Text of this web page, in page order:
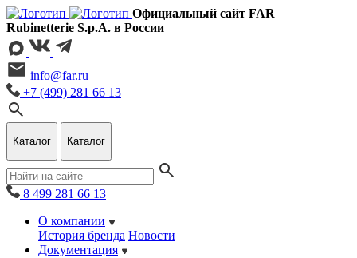
Официальный сайт FAR
Rubinetterie S.p.A. в России
info@far.ru
+7 (499) 281 66 13
Каталог Каталог
8 499 281 66 13
О компании
История бренда Новости
Документация